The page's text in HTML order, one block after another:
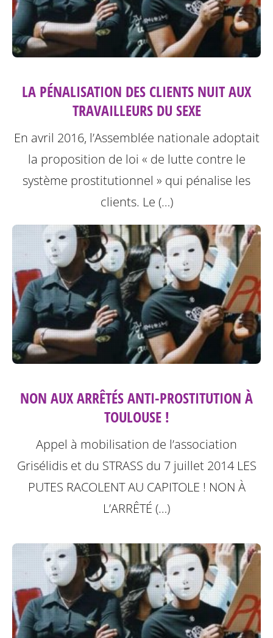
LA PÉNALISATION DES CLIENTS NUIT AUX
TRAVAILLEURS DU SEXE
En avril 2016, l’Assemblée nationale adoptait
la proposition de loi « de lutte contre le
système prostitutionnel » qui pénalise les
clients. Le (…)
NON AUX ARRÊTÉS ANTI-PROSTITUTION À
TOULOUSE !
Appel à mobilisation de l’association
Grisélidis et du STRASS du 7 juillet 2014 LES
PUTES RACOLENT AU CAPITOLE ! NON À
L’ARRÊTÉ (…)